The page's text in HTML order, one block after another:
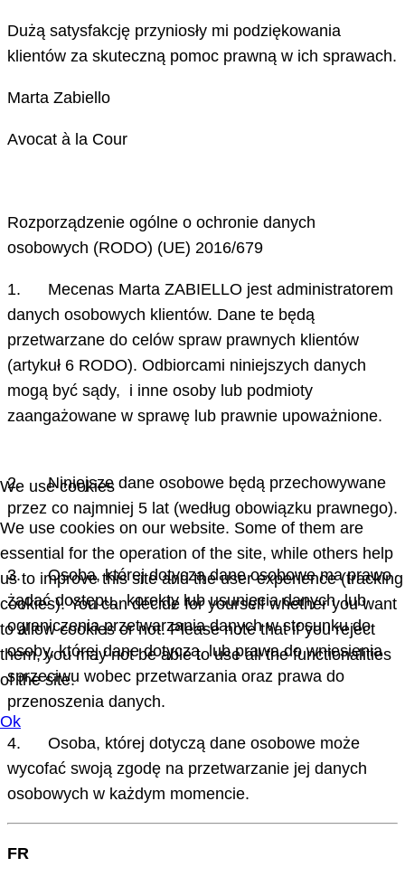
Dużą satysfakcję przyniosły mi podziękowania
klientów za skuteczną pomoc prawną w ich sprawach.
Marta Zabiello
Avocat à la Cour
Rozporządzenie ogólne o ochronie danych
osobowych (RODO) (UE) 2016/679
1. Mecenas Marta ZABIELLO jest administratorem
danych osobowych klientów. Dane te będą
przetwarzane do celów spraw prawnych klientów
(artykuł 6 RODO). Odbiorcami niniejszych danych
mogą być sądy, i inne osoby lub podmioty
zaangażowane w sprawę lub prawnie upoważnione.
2. Niniejsze dane osobowe będą przechowywane
przez co najmniej 5 lat (według obowiązku prawnego).
3. Osoba, której dotyczą dane osobowe ma prawo
żądać dostępu, korekty lub usunięcia danych lub
ograniczenia przetwarzania danych w stosunku do
osoby, której dane dotyczą, lub prawa do wniesienia
sprzeciwu wobec przetwarzania oraz prawa do
przenoszenia danych.
4. Osoba, której dotyczą dane osobowe może
wycofać swoją zgodę na przetwarzanie jej danych
osobowych w każdym momencie.
FR
We use cookies
We use cookies on our website. Some of them are
essential for the operation of the site, while others help
us to improve this site and the user experience (tracking
cookies). You can decide for yourself whether you want
to allow cookies or not. Please note that if you reject
them, you may not be able to use all the functionalities
of the site.
Ok